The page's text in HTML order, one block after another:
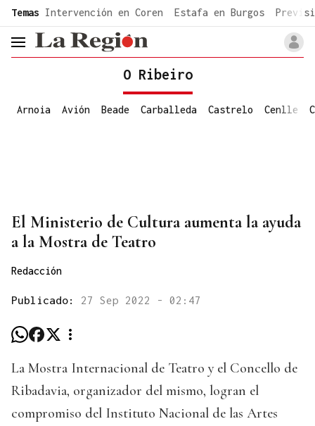
common.go-to-content
Temas Intervención en Coren Estafa en Burgos
header.menu.open
O Ribeiro
Arnoia Avión Beade Carballeda Castrelo Cenlle
El Ministerio de Cultura aumenta la ayuda
a la Mostra de Teatro
Redacción
Publicado: 27 Sep 2022 - 02:47
La Mostra Internacional de Teatro y el Concello de
Ribadavia, organizador del mismo, logran el
compromiso del Instituto Nacional de las Artes